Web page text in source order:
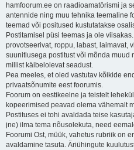
hamfoorum.ee on raadioamatörismi ja
antennide ning muu tehnika teemaline
teemad või positused kustutatakse
Postitamisel püsi teemas ja ole
provotseerivat, roppu, labast, laimavat,
suunitlusega postitust või mõnda muud
millist käibelolevat seadust.
Pea meeles, et oled vastutav kõikide
privaatsõnumite eest foorumis.
Foorum on eestikeelne ja teistelt
kopeerimised peavad olema vähemalt
Postituses ei tohi avaldada teise
jne) ilma tema nõusolekuta, need
Foorumi Ost, müük, vahetus rubriik on
avaldamine tasuta. Äriühingute